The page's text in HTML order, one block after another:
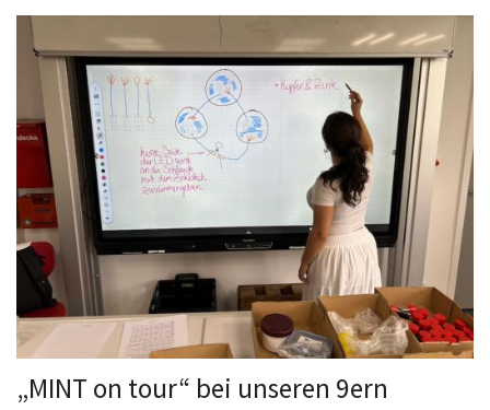
„MINT on tour“ bei unseren 9ern